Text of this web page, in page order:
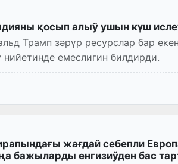
қосып алыў ушын күш
Трамп зәрүр ресурслар бар
емеслигин билдирди.
жағдай себепли
бажыларды енгизиўден бас